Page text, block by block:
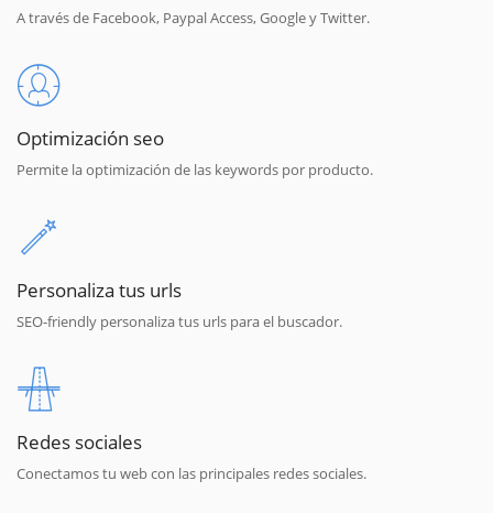
A través de Facebook, Paypal Access, Google y Twitter.
Optimización seo
Permite la optimización de las keywords por producto.
Personaliza tus urls
SEO-friendly personaliza tus urls para el buscador.
Redes sociales
Conectamos tu web con las principales redes sociales.